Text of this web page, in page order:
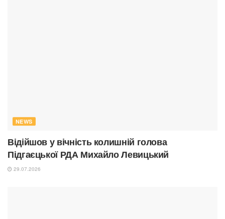
NEWS
Відійшов у вічність колишній голова
Підгаєцької РДА Михайло Левицький
29.07.2026